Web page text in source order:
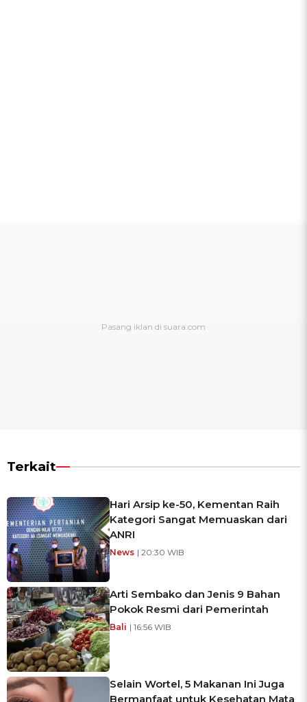
Terkait
Hari Arsip ke-50, Kementan Raih
Kategori Sangat Memuaskan dari
ANRI
News | 20:30 WIB
Arti Sembako dan Jenis 9 Bahan
Pokok Resmi dari Pemerintah
Bali | 16:56 WIB
Selain Wortel, 5 Makanan Ini Juga
Bermanfaat untuk Kesehatan Mata